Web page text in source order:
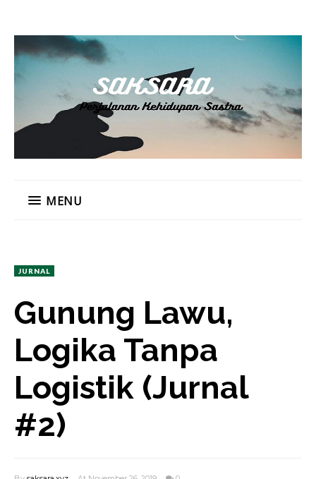
MENU
JURNAL
Gunung Lawu,
Logika Tanpa
Logistik (Jurnal
#2)